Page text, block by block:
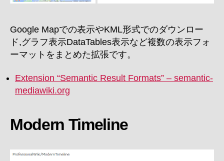
Google Mapでの表示やKML形式でのダウンロー
ド,グラフ表示DataTables表示など複数の表示フォ
ーマットをまとめた拡張です。
Extension “Semantic Result Formats” – semantic-
mediawiki.org
Modern Timeline